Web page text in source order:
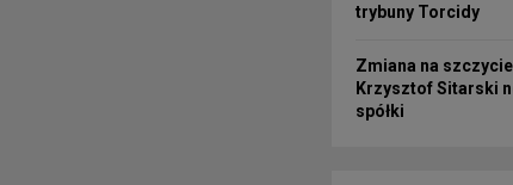
trybuny Torcidy
Zmiana na
Krzysztof Sitarski
spółki